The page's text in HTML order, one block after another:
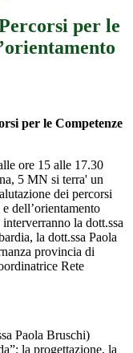
per le
per le Competenze
ore 15 alle 17.30
5 MN si terra' un
dei percorsi
dell’orientamento
la dott.ssa
la dott.ssa Paola
provincia di
Rete
Paola Bruschi)
la progettazione, la